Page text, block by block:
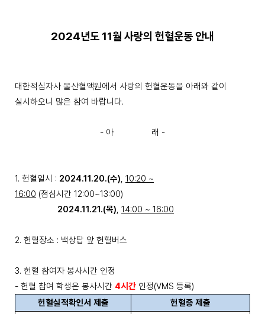
2024년도 11월 사랑의 헌혈운동 안내
대한적십자사 울산혈액원에서 사랑의 헌혈운동을 아래와 같이
실시하오니 많은 참여 바랍니다.
- 아 래 -
1. 헌혈일시 : 2024.11.20.(수), 10:20 ~
16:00 (점심시간 12:00~13:00)
2024.11.21.(목), 14:00 ~ 16:00
2. 헌혈장소 : 백상탑 앞 헌혈버스
3. 헌혈 참여자 봉사시간 인정
- 헌혈 참여 학생은 봉사시간 4시간 인정(VMS 등록)
헌혈실적확인서 제출
헌혈증 제출